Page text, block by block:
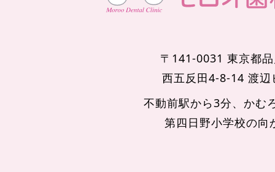
〒141-0031 東京都
西五反田4-8-14 渡辺
不動前駅から3分、かむ
第四日野小学校の向